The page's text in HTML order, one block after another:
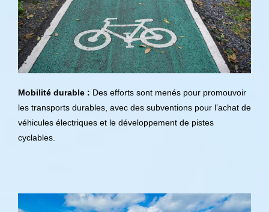
Mobilité durable : Des efforts sont menés pour promouvoir
les transports durables, avec des subventions pour l’achat de
véhicules électriques et le développement de pistes
cyclables.